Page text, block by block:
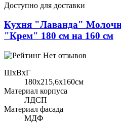
Доступно для доставки
Кухня "Лаванда"
"Крем" 180 см на 160 см
Нет отзывов
ШхВхГ
180x215,6х160см
Материал корпуса
ЛДСП
Материал фасада
МДФ